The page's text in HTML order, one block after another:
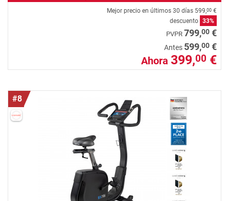
Mejor precio en últimos 30 días 599,00 €
descuento 33%
PVPR 799,00 €
Antes 599,00 €
Ahora 399,00 €
#8